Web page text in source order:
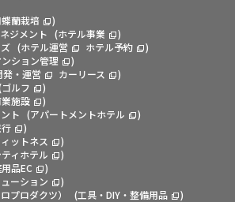
蘭栽培
)
ジメント (ホテル事業
)
(ホテル運営 ホテル予約
)
ンション管理
)
・運営 カーリース
)
ゴルフ
)
施設
)
ト (アパートメントホテル
)
)
ットネス
)
ィホテル
)
品EC
)
ーション
)
プロダクツ）
(工具・DIY・整備用品 )